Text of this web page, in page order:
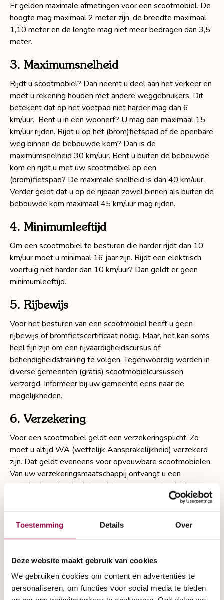
Toestemming Details Over
Deze website maakt gebruik van cookies
We gebruiken cookies om content en advertenties te
personaliseren, om functies voor social media te bieden
Er gelden maximale afmetingen voor een scootmobiel. De
hoogte mag maximaal 2 meter zijn, de breedte maximaal
1,10 meter en de lengte mag niet meer bedragen dan 3,5
meter.
3. Maximumsnelheid
Rijdt u scootmobiel? Dan neemt u deel aan het verkeer en
moet u rekening houden met andere weggebruikers. Dit
betekent dat op het voetpad niet harder mag dan 6
km/uur. Bent u in een woonerf? U mag dan maximaal 15
km/uur rijden. Rijdt u op het (brom)fietspad of de openbare
weg binnen de bebouwde kom? Dan is de
maximumsnelheid 30 km/uur. Bent u buiten de bebouwde
kom en rijdt u met uw scootmobiel op een
(brom)fietspad? De maximale snelheid is dan 40 km/uur.
Verder geldt dat u op de rijbaan zowel binnen als buiten de
bebouwde kom maximaal 45 km/uur mag rijden.
4. Minimumleeftijd
Om een scootmobiel te besturen die harder rijdt dan 10
km/uur moet u minimaal 16 jaar zijn. Rijdt een elektrisch
voertuig niet harder dan 10 km/uur? Dan geldt er geen
minimumleeftijd.
5. Rijbewijs
Voor het besturen van een scootmobiel heeft u geen
rijbewijs of bromfietscertificaat nodig. Maar, het kan soms
heel fijn zijn om een rijvaardigheidscursus of
behendigheidstraining te volgen. Tegenwoordig worden in
diverse gemeenten (gratis) scootmobielcursussen
verzorgd. Informeer bij uw gemeente eens naar de
mogelijkheden.
6. Verzekering
Voor een scootmobiel geldt een verzekeringsplicht. Zo
moet u altijd WA (wettelijk Aansprakelijkheid) verzekerd
zijn. Dat geldt eveneens voor opvouwbare scootmobielen.
Van uw verzekeringsmaatschappij ontvangt u een
verzekeringsplaatje dat u achterop uw scootmobiel
bevestigd. Verder is het mogelijk om uw WA-verzekering
uit te breiden met een zogenaamde Allriskverzekering. Die
verzekering dekt behalve de schade aan de tegenpartij
7. Verlichting
Wanneer u met uw scootmobiel op de rijbaan of het
fietspad rijdt, moet ’s nachts en overdag bij slecht zicht -